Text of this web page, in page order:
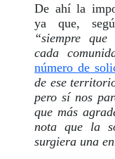
De ahí la
ya que,
“siempre
cada
número de
de ese
pero sí nos
que más
nota que la
surgiera una